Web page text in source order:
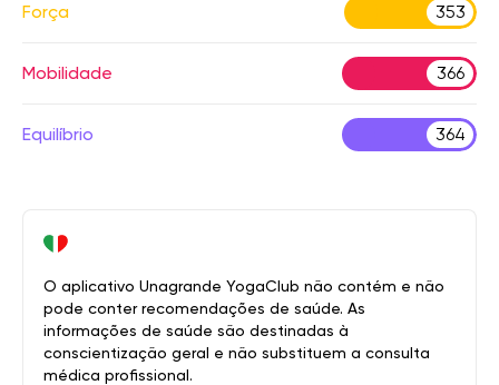
Força 353
Mobilidade 366
Equilíbrio 364
O aplicativo Unagrande YogaClub não contém e não
pode conter recomendações de saúde. As
informações de saúde são destinadas à
conscientização geral e não substituem a consulta
médica profissional.